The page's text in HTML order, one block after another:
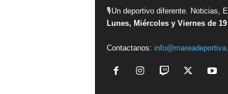
🎙Un deportivo diferente. Noticias,
Lunes, Miércoles y Viernes de 19
Contactanos: